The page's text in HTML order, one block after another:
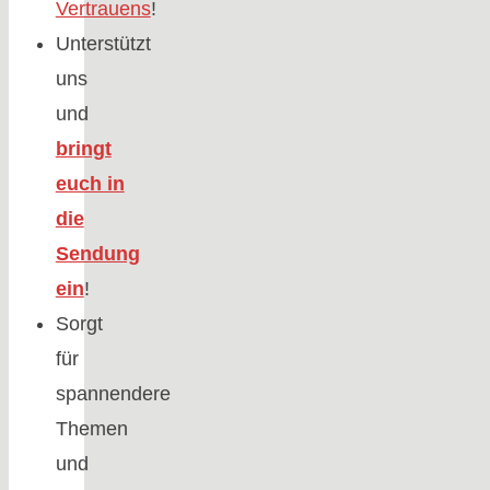
Vertrauens!
Unterstützt
uns
und
bringt
euch in
die
Sendung
ein!
Sorgt
für
spannendere
Themen
und